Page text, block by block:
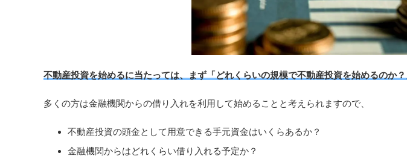
不動産投資を始めるに当たっては、まず「どれくらいの規模で不動産投資を始めるのか
多くの方は金融機関からの借り入れを利用して始めることと考えられますので、
不動産投資の頭金として用意できる手元資金はいくらあるか？
金融機関からはどれくらい借り入れる予定か？